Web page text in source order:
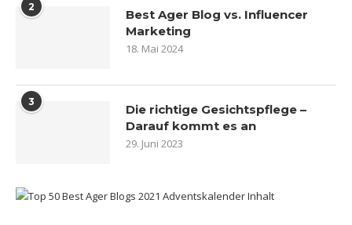
2
Best Ager Blog vs. Influencer
Marketing
18. Mai 2024
3
Die richtige Gesichtspflege –
Darauf kommt es an
29. Juni 2023